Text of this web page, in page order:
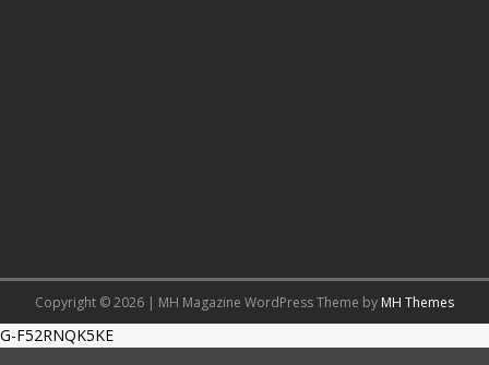
Copyright © 2026 | MH Magazine WordPress Theme by MH Themes
G-F52RNQK5KE